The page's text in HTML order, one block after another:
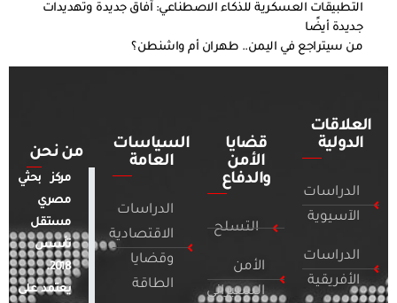
التطبيقات العسكرية للذكاء الاصطناعي: آفاق جديدة وتهديدات
جديدة أيضًا
من سيتراجع في اليمن.. طهران أم واشنطن؟
العلاقات
الدولية
الدراسات
الآسيوية
الدراسات
الأفريقية
قضايا
الأمن
والدفاع
التسلح
الأمن
السيبراني
السياسات
العامة
الدراسات
الاقتصادية
وقضايا
الطاقة
من نحن
مركز بحثي
مصري
مستقل
تأسس
2018.
يعتمد على